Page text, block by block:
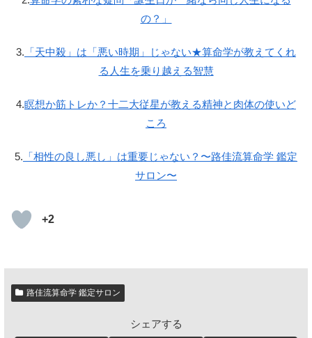
の？」
3. 「天中殺」は「悪い時期」じゃない★算命学が教えてくれ
る人生を乗り越える智慧
4.瞑想か筋トレか？十二大従星が教える精神と肉体の使いど
ころ
5. 「相性の良し悪し」は重要じゃない？〜路佳流算命学 鑑定
サロン〜
+2
路佳流算命学 鑑定サロン
シェアする